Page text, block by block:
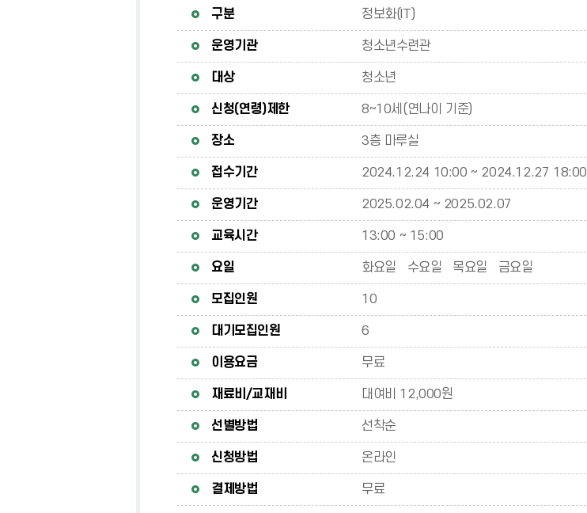
구분 정보화(IT)
운영기관 청소년수련관
대상 청소년
신청(연령)제한 8~10세(연나이 기준)
장소 3층 마루실
접수기간 2024.12.24 10:00 ~ 2024.12.27 18:00
운영기간 2025.02.04 ~ 2025.02.07
교육시간 13:00 ~ 15:00
요일 화요일 수요일 목요일 금요일
모집인원 10
대기모집인원 6
이용요금 무료
재료비/교재비 대여비 12,000원
선별방법 선착순
신청방법 온라인
결제방법 무료